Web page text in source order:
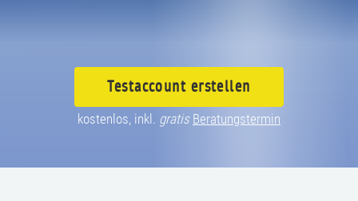
Testaccount erstellen
kostenlos, inkl. gratis Beratungstermin